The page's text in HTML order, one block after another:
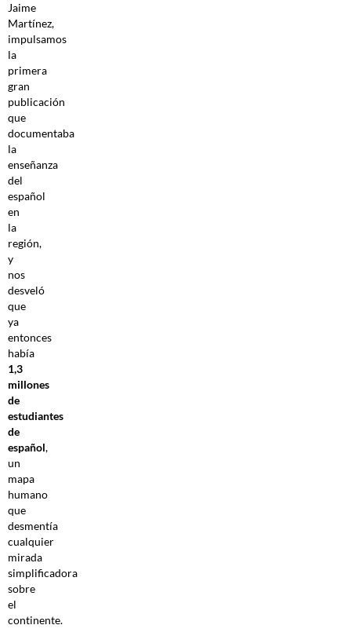
Jaime
Martínez,
impulsamos
la
primera
gran
publicación
que
documentaba
la
enseñanza
del
español
en
la
región,
y
nos
desveló
que
ya
entonces
había
1,3
millones
de
estudiantes
de
español,
un
mapa
humano
que
desmentía
cualquier
mirada
simplificadora
sobre
el
continente.